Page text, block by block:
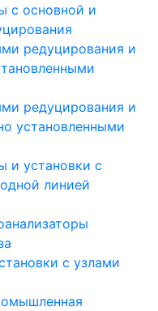
с основной и
редуцирования и
редуцирования и
установленными
и установки с
линией
с узлами